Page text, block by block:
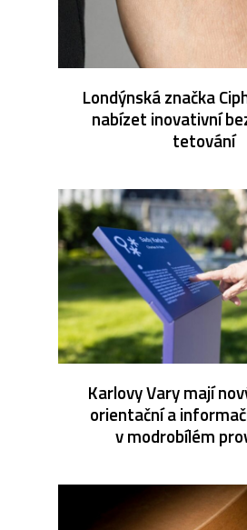
Londýnská značka
nabízet inovativní
tetování
Karlovy Vary mají
orientační a
v modrobílém